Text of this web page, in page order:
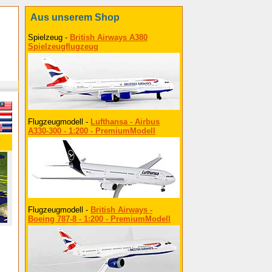
Aus unserem Shop
Spielzeug - British Airways A380
Spielzeugflugzeug
Flugzeugmodell - Lufthansa - Airbus
A330-300 - 1:200 - PremiumModell
Flugzeugmodell - British Airways -
Boeing 787-8 - 1:200 - PremiumModell